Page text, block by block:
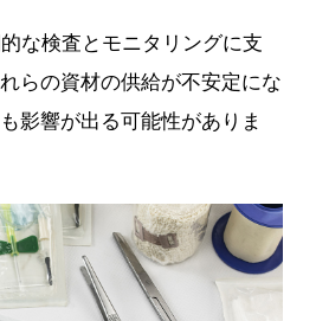
な検査とモニタリングに支
らの資材の供給が不安定にな
影響が出る可能性がありま